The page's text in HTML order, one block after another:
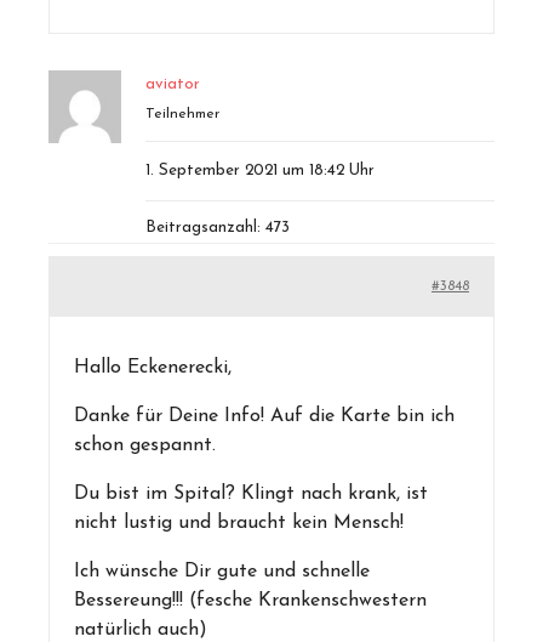
aviator
Teilnehmer
1. September 2021 um 18:42 Uhr
Beitragsanzahl: 473
#3848
Hallo Eckenerecki,
Danke für Deine Info! Auf die Karte bin ich
schon gespannt.
Du bist im Spital? Klingt nach krank, ist
nicht lustig und braucht kein Mensch!
Ich wünsche Dir gute und schnelle
Bessereung!!! (fesche Krankenschwestern
natürlich auch)